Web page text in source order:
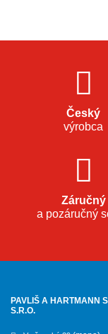
Český
výrobca
Záručný
a pozáručný
PAVLIŠ A HARTMANN
S.R.O.